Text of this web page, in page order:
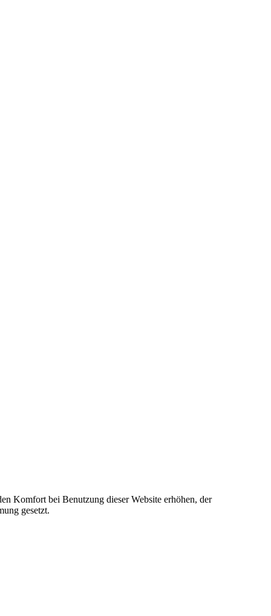
Komfort bei Benutzung dieser Website erhöhen, der
gesetzt.